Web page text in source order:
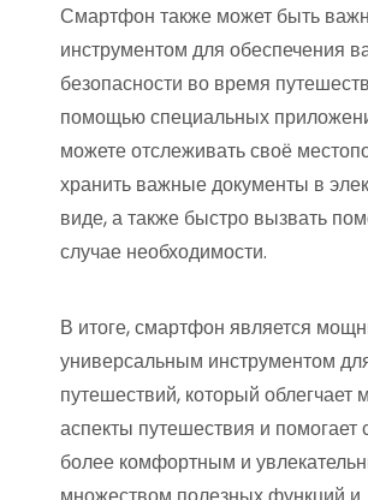
Смартфон также может быть
инструментом для обеспечения
безопасности во время
помощью специальных
можете отслеживать своё
хранить важные документы в
виде, а также быстро вызвать
случае необходимости.
В итоге, смартфон является
универсальным инструментом
путешествий, который облегчает
аспекты путешествия и помогает
более комфортным и